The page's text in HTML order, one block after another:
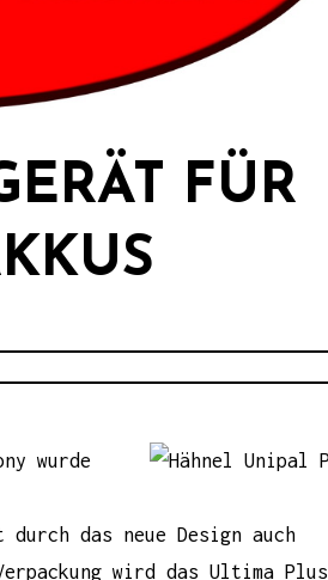
FÜR
wurde
das neue Design auch
wird das Ultima Plus